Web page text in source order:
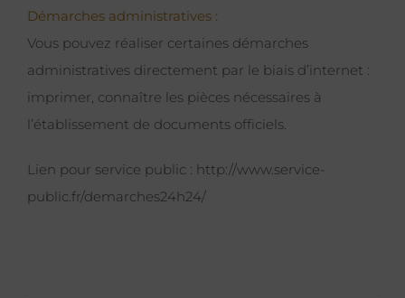
Démarches administratives :
Vous pouvez réaliser certaines démarches
administratives directement par le biais d’internet :
imprimer, connaître les pièces nécessaires à
l’établissement de documents officiels.
Lien pour service public : http://www.service-
public.fr/demarches24h24/